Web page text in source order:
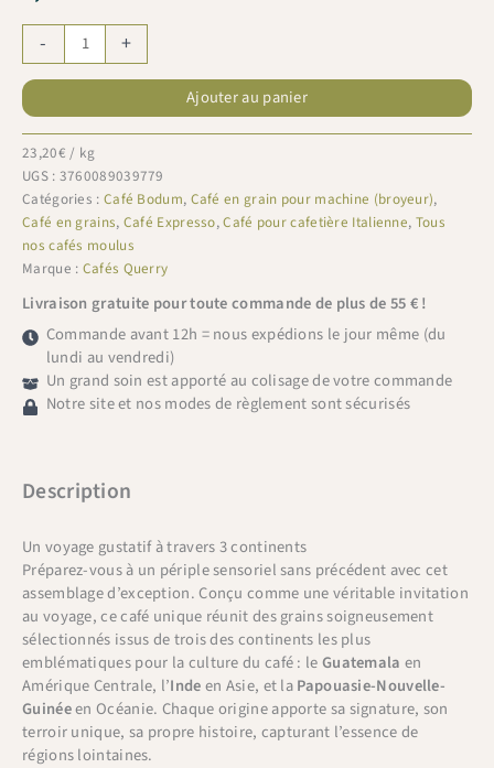
-
de
Les
3
+
Ajouter au panier
23,20€ / kg
UGS : 3760089039779
Catégories : Café Bodum, Café en grain pour machine (broyeur),
Café en grains, Café Expresso,Café pour cafetière Italienne, Tous
nos cafés moulus
Marque : Cafés Querry
Livraison gratuite pour toute commande de plus de 55 € !
Commande avant 12h = nous expédions le jour même (du
lundi au vendredi)
Un grand soin est apporté au colisage de votre commande
Notre site et nos modes de règlement sont sécurisés
Description
Un voyage gustatif à travers 3 continents
Préparez-vous à un périple sensoriel sans précédent avec cet
assemblage d’exception. Conçu comme une véritable invitation
au voyage, ce café unique réunit des grains soigneusement
sélectionnés issus de trois des continents les plus
emblématiques pour la culture du café : leGuatemala en
Amérique Centrale, l’Indeen Asie, et laPapouasie-Nouvelle-
Guinéeen Océanie. Chaque origine apporte sa signature, son
terroir unique, sa propre histoire, capturant l’essence de
régions lointaines.